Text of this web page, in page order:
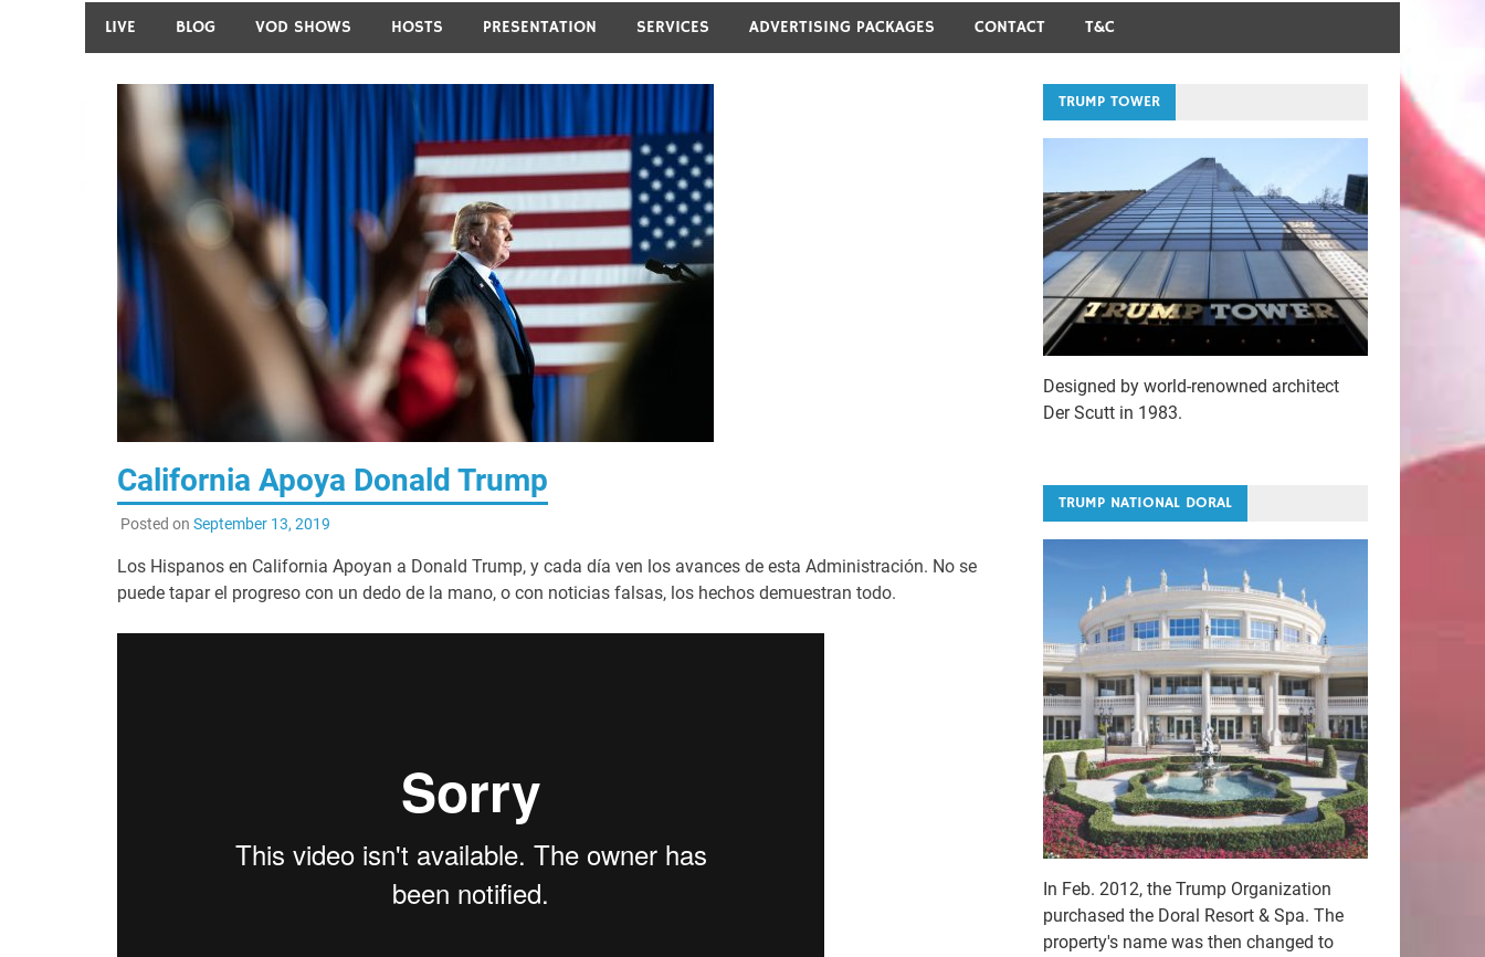
LIVE BLOG VOD SHOWS HOSTS PRESENTATION SERVICES ADVERTISING PACKAGES CONTACT T&C
California Apoya Donald Trump
Posted on September 13, 2019
Los Hispanos en California Apoyan a Donald Trump, y cada día ven los avances de esta Administración. No se
puede tapar el progreso con un dedo de la mano, o con noticias falsas, los hechos demuestran todo.
TRUMP TOWER
Designed by world-renowned architect
Der Scutt in 1983.
TRUMP NATIONAL DORAL
In Feb. 2012, the Trump Organization
purchased the Doral Resort & Spa. The
property's name was then changed to